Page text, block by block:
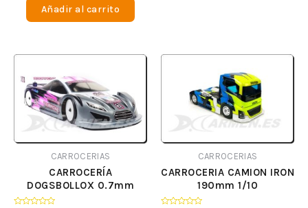
Añadir al carrito
CARROCERIAS
CARROCERÍA
DOGSBOLLOX 0.7mm
CARROCERIAS
CARROCERIA CAMION IRON
190mm 1/10